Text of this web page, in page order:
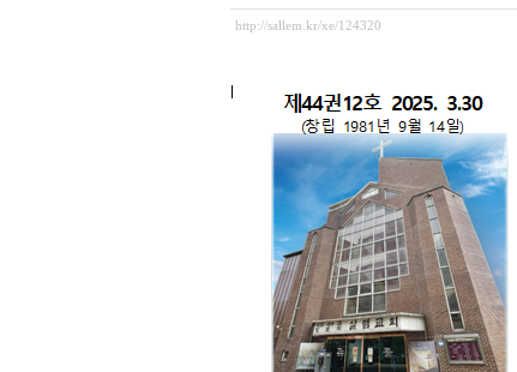
시무장로
http://sallem.kr/xe/124320